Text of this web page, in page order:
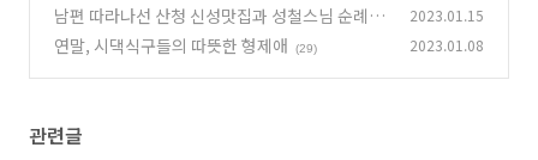
남편 따라나선 산청 신성맛집과 성철스님 순례길
탐방
(26)
2023.01.15
연말, 시댁식구들의 따뜻한 형제애 (29) 2023.01.08
관련글